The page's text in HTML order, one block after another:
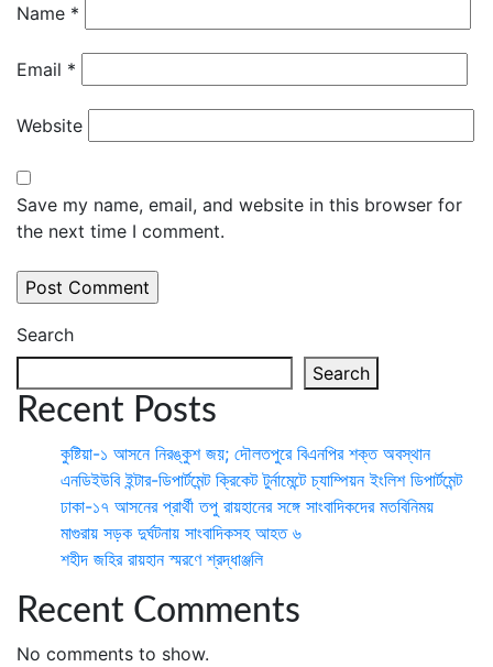
Name *
Email *
Website
Save my name, email, and website in this browser for
the next time I comment.
Search
Search
Recent Posts
কুষ্টিয়া-১ আসনে নিরঙ্কুশ জয়; দৌলতপুরে বিএনপির শক্ত অবস্থান
এনডিইউবি ইন্টার-ডিপার্টমেন্ট ক্রিকেট টুর্নামেন্টে চ্যাম্পিয়ন ইংলিশ ডিপার্টমেন্ট
ঢাকা-১৭ আসনের প্রার্থী তপু রায়হানের সঙ্গে সাংবাদিকদের মতবিনিময়
মাগুরায় সড়ক দুর্ঘটনায় সাংবাদিকসহ আহত ৬
শহীদ জহির রায়হান স্মরণে শ্রদ্ধাঞ্জলি
Recent Comments
No comments to show.